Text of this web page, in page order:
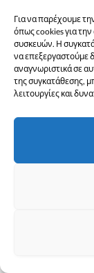
Για να παρέχουμε
όπως cookies για
συσκευών. Η
να επεξεργαστούμε
αναγνωριστικά σε
της συγκατάθεσης,
λειτουργίες και
Χαλκίδα-